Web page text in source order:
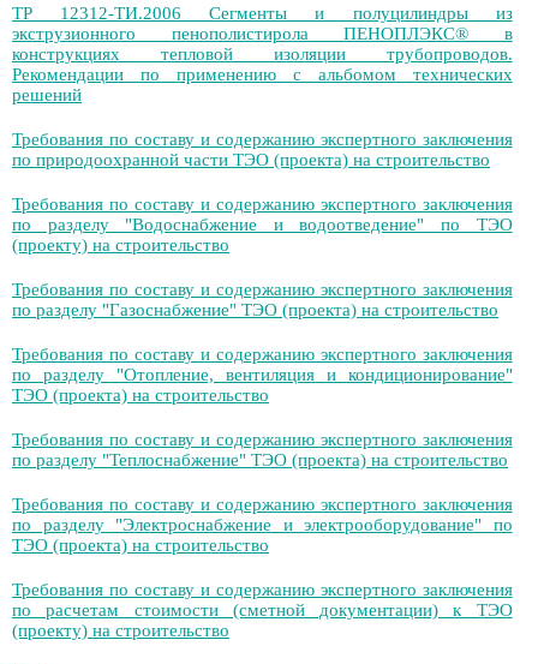
ТР 12312-ТИ.2006 Сегменты и полуцилиндры из
экструзионного пенополистирола ПЕНОПЛЭКС® в
конструкциях тепловой изоляции трубопроводов.
Рекомендации по применению с альбомом технических
решений
Требования по составу и содержанию экспертного заключения
по природоохранной части ТЭО (проекта) на строительство
Требования по составу и содержанию экспертного заключения
по разделу "Водоснабжение и водоотведение" по ТЭО
(проекту) на строительство
Требования по составу и содержанию экспертного заключения
по разделу "Газоснабжение" ТЭО (проекта) на строительство
Требования по составу и содержанию экспертного заключения
по разделу "Отопление, вентиляция и кондиционирование"
ТЭО (проекта) на строительство
Требования по составу и содержанию экспертного заключения
по разделу "Теплоснабжение" ТЭО (проекта) на строительство
Требования по составу и содержанию экспертного заключения
по разделу "Электроснабжение и электрооборудование" по
ТЭО (проекта) на строительство
Требования по составу и содержанию экспертного заключения
по расчетам стоимости (сметной документации) к ТЭО
(проекту) на строительство